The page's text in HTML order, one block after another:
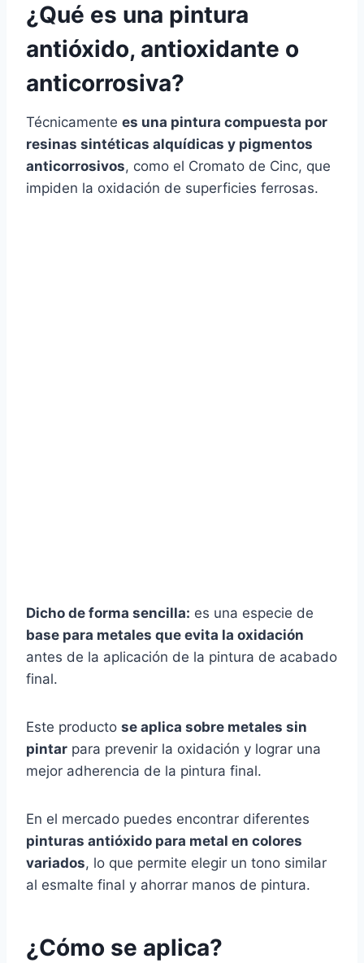
¿Qué es una pintura
antióxido, antioxidante o
anticorrosiva?
Técnicamente es una pintura compuesta por
resinas sintéticas alquídicas y pigmentos
anticorrosivos, como el Cromato de Cinc, que
impiden la oxidación de superficies ferrosas.
Dicho de forma sencilla: es una especie de
base para metales que evita la oxidación
antes de la aplicación de la pintura de acabado
final.
Este producto se aplica sobre metales sin
pintar para prevenir la oxidación y lograr una
mejor adherencia de la pintura final.
En el mercado puedes encontrar diferentes
pinturas antióxido para metal en colores
variados, lo que permite elegir un tono similar
al esmalte final y ahorrar manos de pintura.
¿Cómo se aplica?